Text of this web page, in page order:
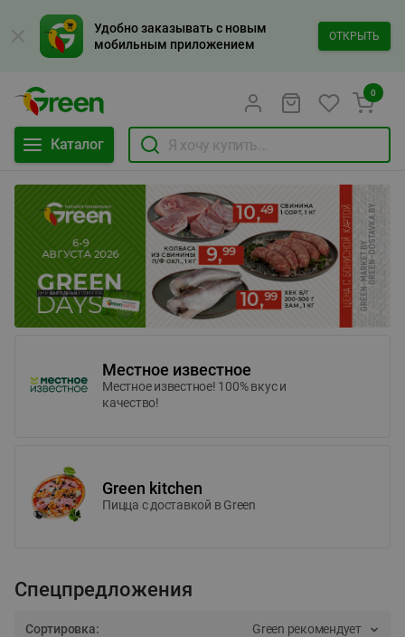
Удобно заказывать с новым
мобильным приложением
ОТКРЫТЬ
Каталог
0
Местное известное
Местное известное! 100% вкус и
качество!
Green kitchen
Пицца c доставкой в Green
Спецпредложения
Сортировка: Green рекомендует